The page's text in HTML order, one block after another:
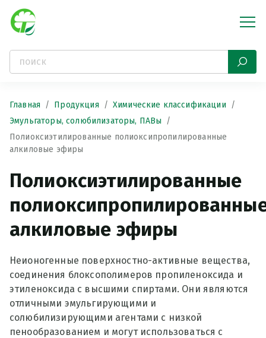
Главная Продукция
Химические классификации
Эмульгаторы, солюбилизаторы, ПАВы
Полиоксиэтилированные полиоксипропилированные
алкиловые эфиры
Полиоксиэтилированные
алкиловые эфиры
Неионогенные поверхностно-активные вещества,
соединения блоксополимеров пропиленоксида и
этиленоксида с высшими спиртами. Они являются
отличными эмульгирующими и
солюбилизирующими агентами с низкой
пенообразованием и могут использоваться с